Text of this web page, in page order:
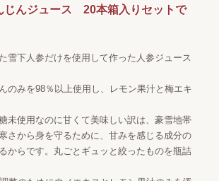
じんジュース 20本箱入りセットで
雪下人参だけを使用して作った人参ジュース
のみを98％以上使用し、レモン果汁と梅エキ
未使用なのに甘くて美味しい訳は、豪雪地帯
さから身を守るために、甘みを感じる成分の
からです。丸ごとギュッと絞ったものを瓶詰